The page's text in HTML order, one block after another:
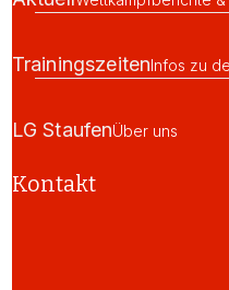
TrainingszeitenInfos zu
LG StaufenÜber uns
Kontakt